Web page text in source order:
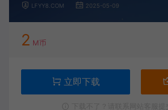
LFYY8.COM 2025-05-09
2 M币
立即下载